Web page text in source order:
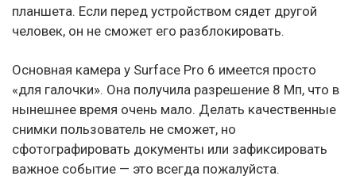
планшета. Если перед устройством сядет другой
человек, он не сможет его разблокировать.
Основная камера у Surface Pro 6 имеется просто
«для галочки». Она получила разрешение 8 Мп, что в
нынешнее время очень мало. Делать качественные
снимки пользователь не сможет, но
сфотографировать документы или зафиксировать
важное событие — это всегда пожалуйста.